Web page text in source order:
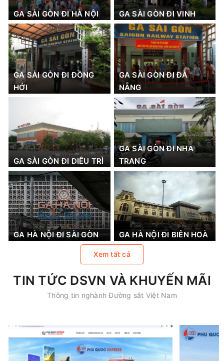
GA SÀI GÒN ĐI HÀ NỘI GA SÀI GÒN ĐI VINH
GA SÀI GÒN ĐI ĐỒNG
HỚI
GA SÀI GÒN ĐI ĐÀ
NẴNG
GA SÀI GÒN ĐI DIÊU TRÌ
GA SÀI GÒN ĐI NHA
TRANG
GA HÀ NỘI ĐI SÀI GÒN GA HÀ NỘI ĐI BIÊN HOÀ
Xem tất cả
TIN TỨC DSVN VÀ KHUYẾN MÃI
Thông tin nghành Đường sắt Việt Nam